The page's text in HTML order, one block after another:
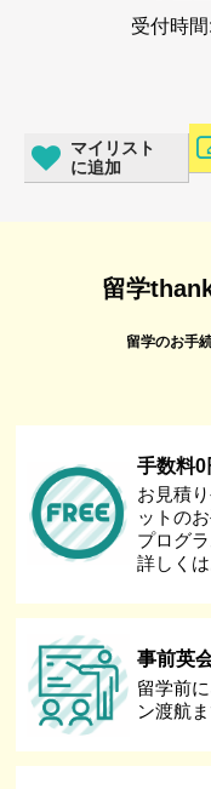
受付時間:
マイリスト
に追加
留学
留学のお手
手数料0
お見積
ットの
プログ
詳しく
事前英
留学前
ン渡航